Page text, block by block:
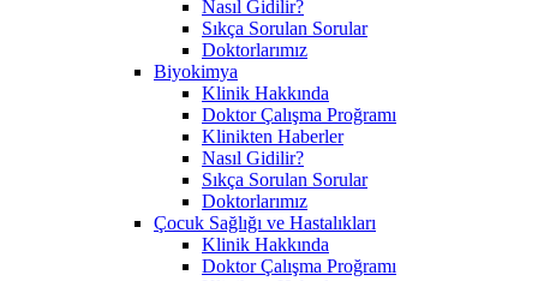
Nasıl Gidilir?
Sıkça Sorulan Sorular
Doktorlarımız
Biyokimya
Klinik Hakkında
Doktor Çalışma Proğramı
Klinikten Haberler
Nasıl Gidilir?
Sıkça Sorulan Sorular
Doktorlarımız
Çocuk Sağlığı ve Hastalıkları
Klinik Hakkında
Doktor Çalışma Proğramı